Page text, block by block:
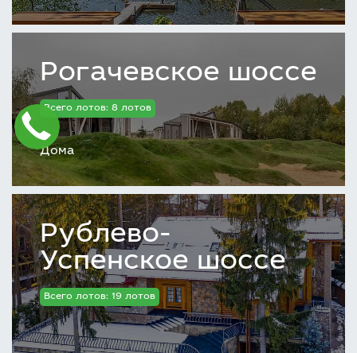
Рогачевское шоссе
Всего лотов: 8 лотов
Дома
Рублево-
Успенское шоссе
Всего лотов: 19 лотов